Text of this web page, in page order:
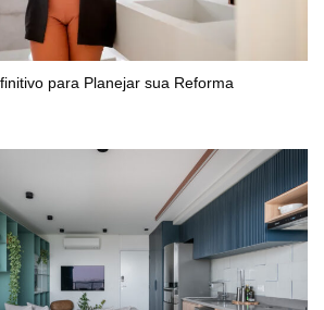
para Planejar sua Reforma